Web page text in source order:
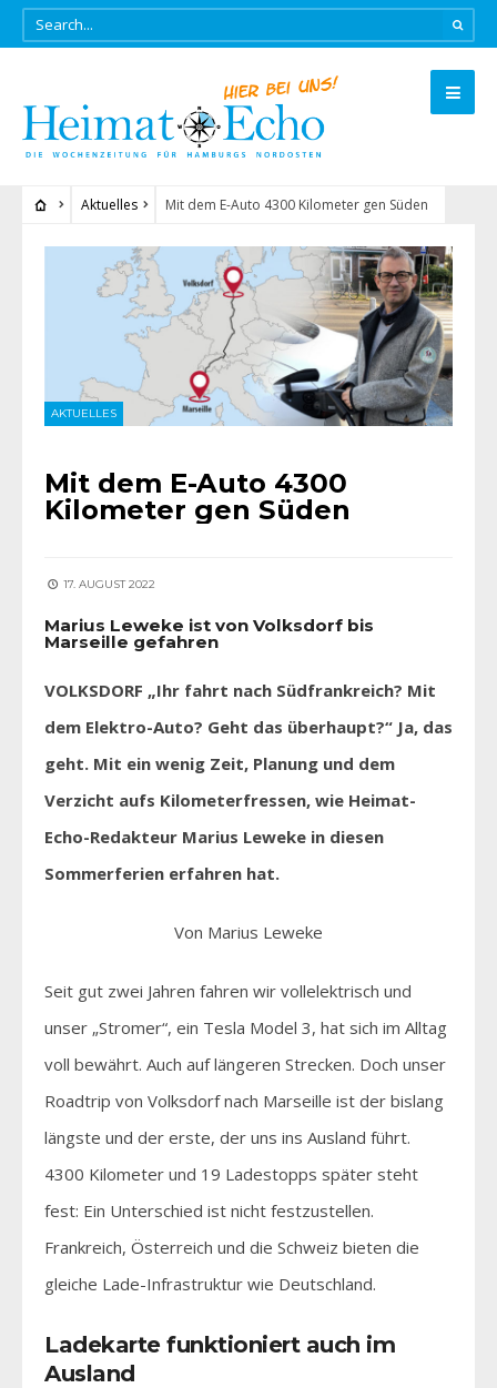
Aktuelles Mit dem E-Auto 4300 Kilometer gen Süden
AKTUELLES
Mit dem E-Auto 4300
Kilometer gen Süden
17. AUGUST 2022
Marius Leweke ist von Volksdorf bis
Marseille gefahren
VOLKSDORF „Ihr fahrt nach Südfrankreich? Mit
dem Elektro-Auto? Geht das überhaupt?“ Ja, das
geht. Mit ein wenig Zeit, Planung und dem
Verzicht aufs Kilometerfressen, wie Heimat-
Echo-Redakteur Marius Leweke in diesen
Sommerferien erfahren hat.
Von Marius Leweke
Seit gut zwei Jahren fahren wir vollelektrisch und
unser „Stromer“, ein Tesla Model 3, hat sich im Alltag
voll bewährt. Auch auf längeren Strecken. Doch unser
Roadtrip von Volksdorf nach Marseille ist der bislang
längste und der erste, der uns ins Ausland führt.
4300 Kilometer und 19 Ladestopps später steht
fest: Ein Unterschied ist nicht festzustellen.
Frankreich, Österreich und die Schweiz bieten die
gleiche Lade-Infrastruktur wie Deutschland.
Ladekarte funktioniert auch im
Ausland